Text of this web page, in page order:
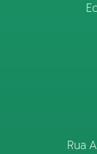
Rua